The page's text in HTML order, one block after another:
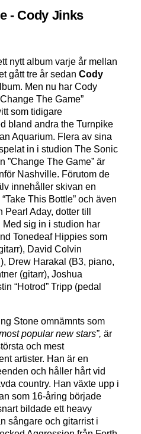
- Cody Jinks
nytt album varje år mellan
gått tre år sedanCody
Men nu har Cody
The Game”
som tidigare
bland andra the Turnpike
Aquarium. Flera av sina
in i studion The Sonic
”Change The Game” är
Nashville. Förutom de
innehåller skivan en
This Bottle” och även
Aday, dotter till
sig in i studion har
Tonedeaf Hippies som
David Colvin
Drew Harakal (B3, piano,
(gitarr), Joshua
“Hotrod” Tripp (pedal
Stone omnämnts som
popular new stars”, är
och mest
artister. Han är en
och håller hårt vid
country. Han växte upp i
som 16-åring började
bildade ett heavy
sångare och gitarrist i